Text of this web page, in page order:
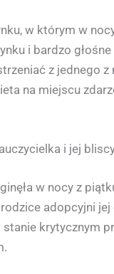
w którym w
i bardzo
z jednego
na miejscu
i jej
w nocy z
adopcyjni
stanie krytycznym